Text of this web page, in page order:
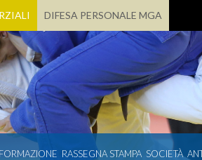
DIFESA PERSONALE MGA
RASSEGNA STAMPA SOCIETÀ